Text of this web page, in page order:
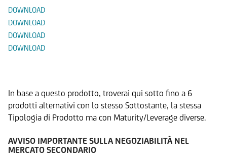
DOWNLOAD
DOWNLOAD
DOWNLOAD
DOWNLOAD
In base a questo prodotto, troverai qui sotto fino a 6
prodotti alternativi con lo stesso Sottostante, la stessa
Tipologia di Prodotto ma con Maturity/Leverage diverse.
AVVISO IMPORTANTE SULLA NEGOZIABILITÀ NEL
MERCATO SECONDARIO